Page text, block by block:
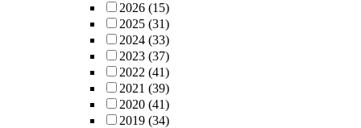
2026 (15)
2025 (31)
2024 (33)
2023 (37)
2022 (41)
2021 (39)
2020 (41)
2019 (34)